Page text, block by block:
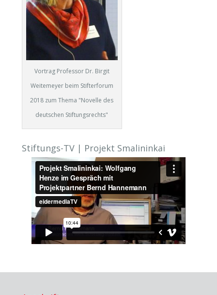
Vortrag Professor Dr. Birgit
Weitemeyer beim Stifterforum
2018 zum Thema "Novelle des
deutschen Stiftungsrechts"
Stiftungs-TV | Projekt Smalininkai